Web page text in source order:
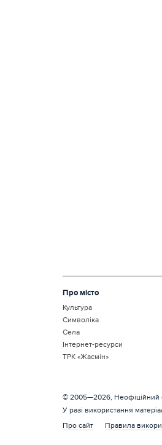
Про місто
Культура
Символіка
Села
Інтернет-ресурси
ТРК «Жасмін»
© 2005—2026, Неофіційний
У разі використання
Про сайт
Правила